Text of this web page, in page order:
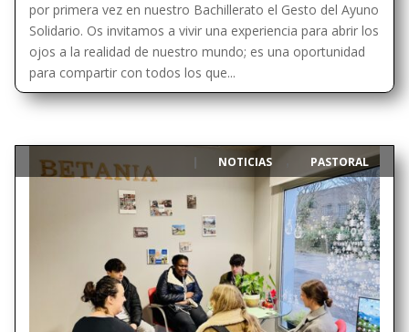
por primera vez en nuestro Bachillerato el Gesto del Ayuno
Solidario. Os invitamos a vivir una experiencia para abrir los
ojos a la realidad de nuestro mundo; es una oportunidad
para compartir con todos los que...
NOTICIAS PASTORAL